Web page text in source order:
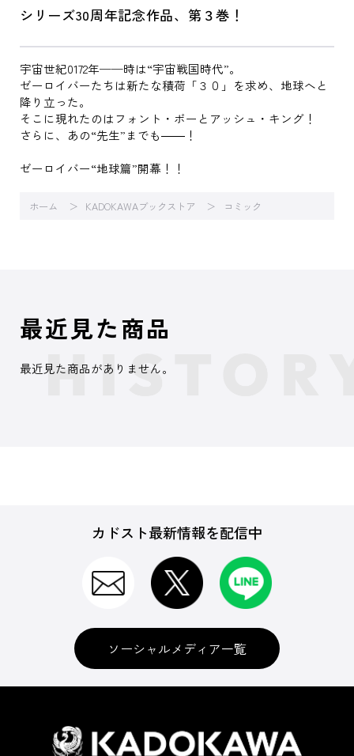
シリーズ30周年記念作品、第３巻！
宇宙世紀0172年──時は“宇宙戦国時代”。
ゼーロイバーたちは新たな積荷「３０」を求め、地球へと
降り立った。
そこに現れたのはフォント・ボーとアッシュ・キング！
さらに、あの“先生”までも――！
ゼーロイバー“地球篇”開幕！！
ホーム KADOKAWAブックストア コミック
最近見た商品
最近見た商品がありません。
カドスト最新情報を配信中
ソーシャルメディア一覧